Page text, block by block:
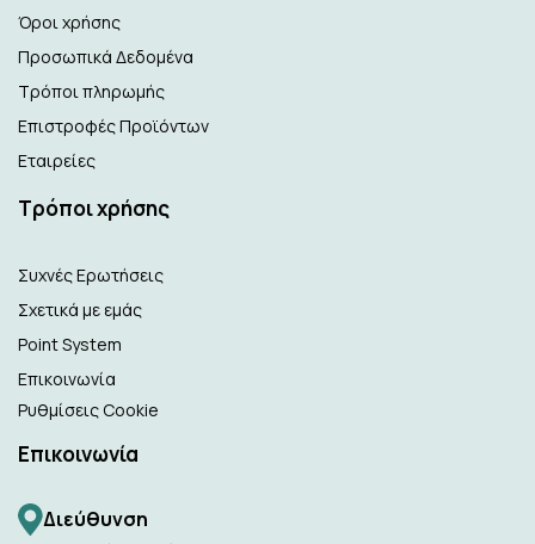
Όροι χρήσης
Προσωπικά Δεδομένα
Τρόποι πληρωμής
Επιστροφές Προϊόντων
Εταιρείες
Τρόποι χρήσης
Συχνές Ερωτήσεις
Σχετικά με εμάς
Point System
Επικοινωνία
Ρυθμίσεις Cookie
Επικοινωνία
Διεύθυνση